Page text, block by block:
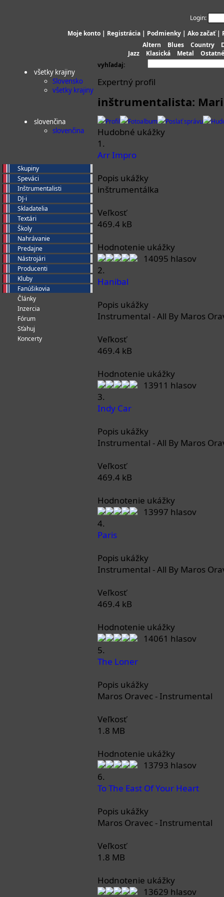
Login:
Moje konto | Registrácia | Podmienky | Ako začať|
Altern
Blues Country
Jazz
Klasická Metal
Ostatné
vyhľadaj:
všetky krajiny
Slovensko
všetky krajiny
slovenčina
slovenčina
Skupiny
Speváci
Inštrumentalisti
DJ-i
Skladatelia
Textári
Školy
Nahrávanie
Predajne
Nástrojári
Producenti
Kluby
Fanúšikovia
Články
Inzercia
Fórum
Sťahuj
Koncerty
Expertný profil
inštrumentalista:
Profil Fotoalbum Poslať správu
Hudobné ukážky
1.
Arr Impro
Popis ukážky
inštrumentálka
Veľkosť
469.4 kB
Hodnotenie ukážky
14095 hlasov
2.
Hanibal
Popis ukážky
Instrumental - All By Maros
Veľkosť
469.4 kB
Hodnotenie ukážky
13911 hlasov
3.
Indy Car
Popis ukážky
Instrumental - All By Maros
Veľkosť
469.4 kB
Hodnotenie ukážky
13997 hlasov
4.
Paris
Popis ukážky
Instrumental - All By Maros
Veľkosť
469.4 kB
Hodnotenie ukážky
14061 hlasov
5.
The Loner
Popis ukážky
Maros Oravec - Instrumental
Veľkosť
1.8 MB
Hodnotenie ukážky
13793 hlasov
6.
To The East Of Your Heart
Popis ukážky
Maros Oravec - Instrumental
Veľkosť
1.8 MB
Hodnotenie ukážky
13629 hlasov